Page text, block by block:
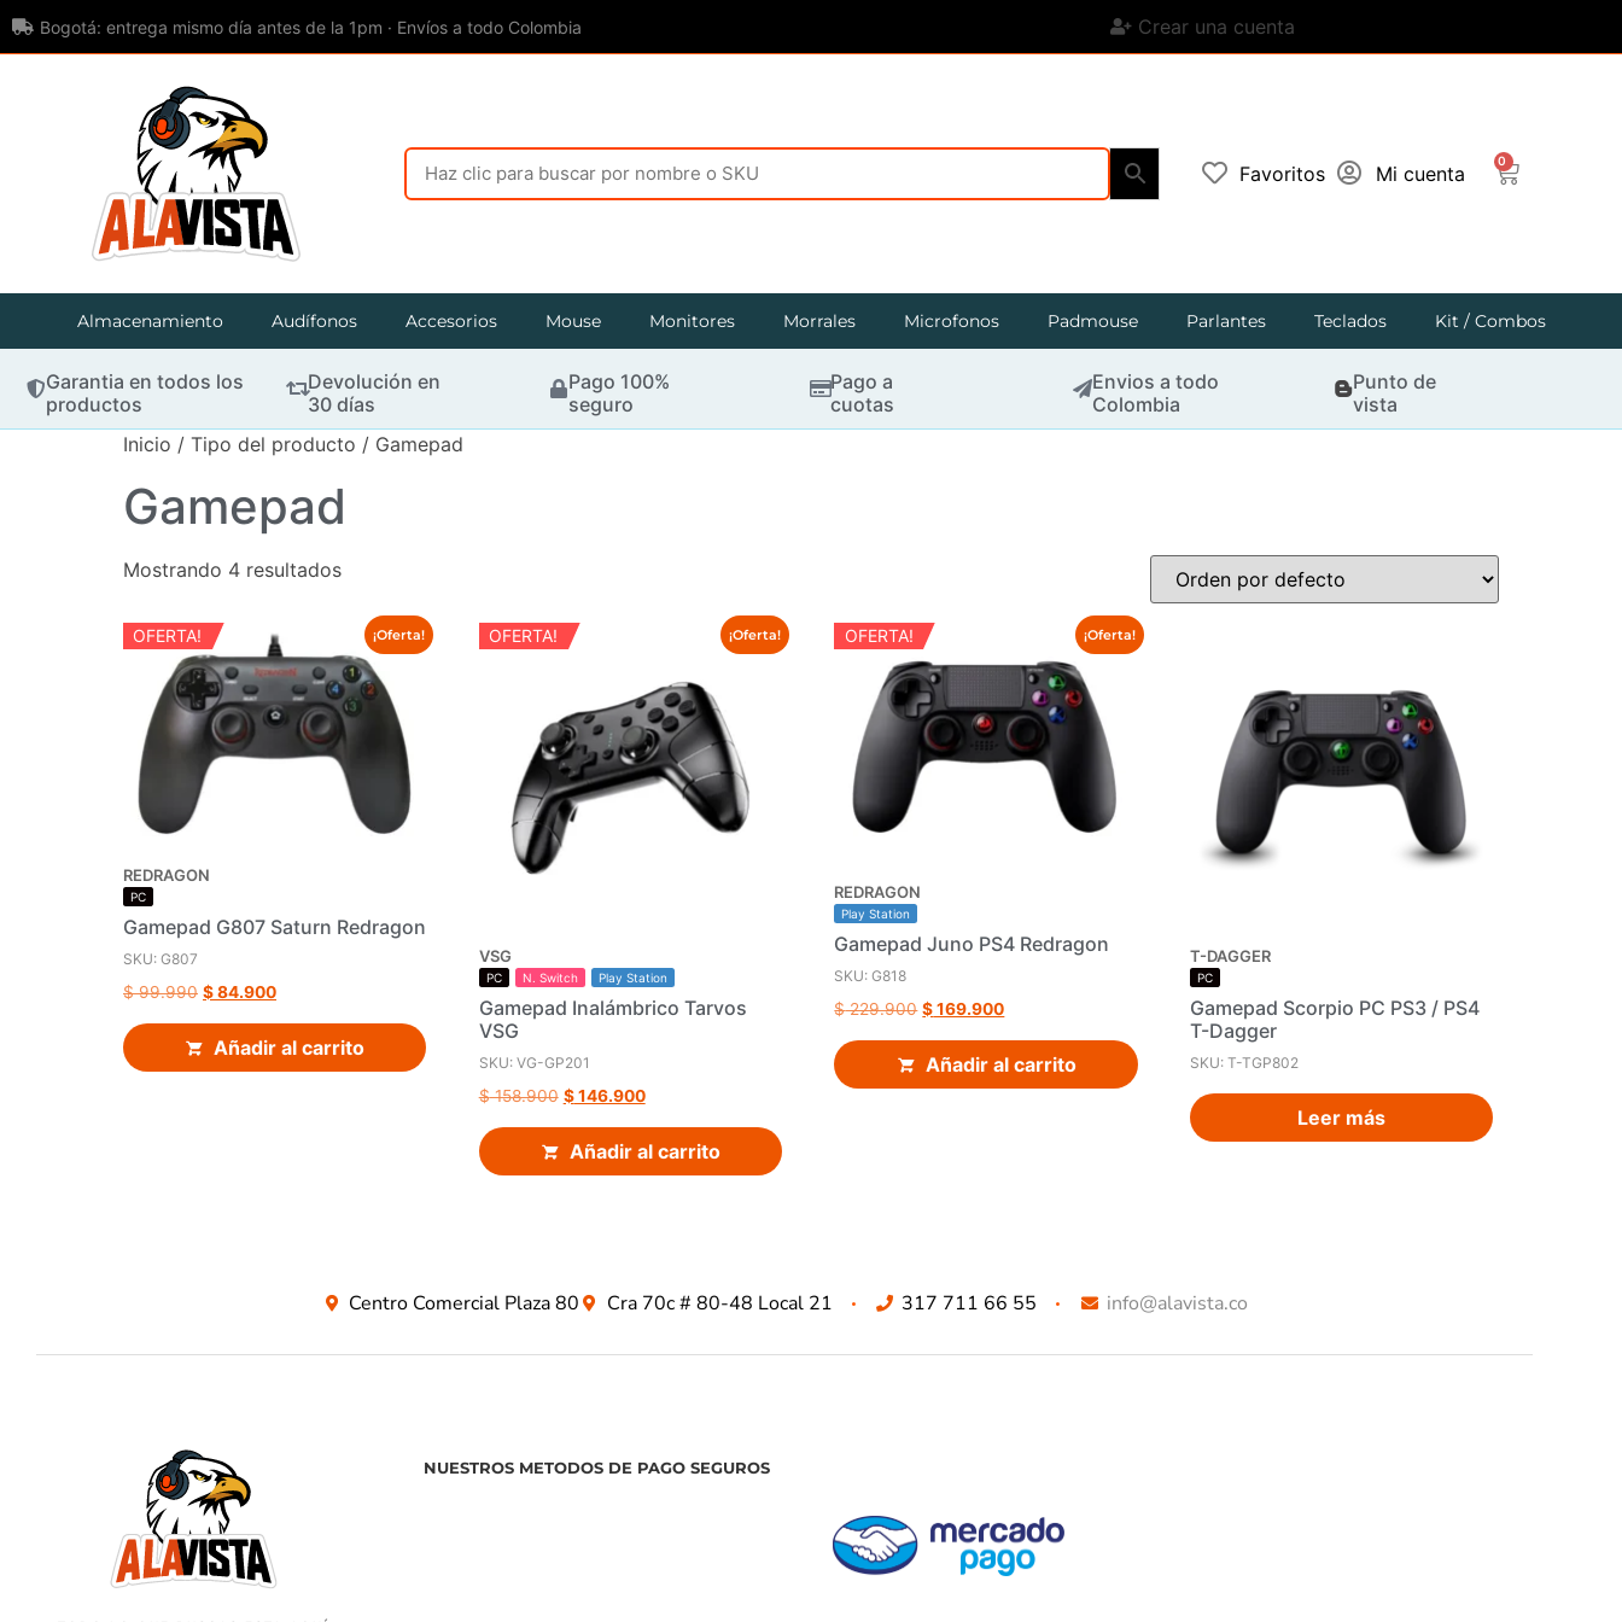
Bogotá: entrega mismo día antes de la 1pm · Envíos a todo Colombia Crear una cuenta
Favoritos Mi cuenta
0
Almacenamiento Audífonos Accesorios Mouse Monitores Morrales Microfonos Padmouse Parlantes Teclados Kit / Combos
Garantia en todos los
productos
Devolución en
30 días
Pago 100%
seguro
Pago a
cuotas
Envios a todo
Colombia
Punto de
vista
Inicio / Tipo del producto / Gamepad
Gamepad
Mostrando 4 resultados
¡Oferta!
OFERTA!
REDRAGON
PC
Gamepad G807 Saturn Redragon
SKU: G807
$99.990 $84.900
Añadir al carrito
¡Oferta!
OFERTA!
VSG
PC N. Switch Play Station
Gamepad Inalámbrico Tarvos
VSG
SKU: VG-GP201
$158.900 $146.900
Añadir al carrito
¡Oferta!
OFERTA!
REDRAGON
Play Station
Gamepad Juno PS4 Redragon
SKU: G818
$229.900 $169.900
Añadir al carrito
T-DAGGER
PC
Gamepad Scorpio PC PS3 / PS4
T-Dagger
SKU: T-TGP802
Leer más
Centro Comercial Plaza 80 Cra 70c # 80-48 Local 21 317 711 66 55 info@alavista.co
NUESTROS METODOS DE PAGO SEGUROS